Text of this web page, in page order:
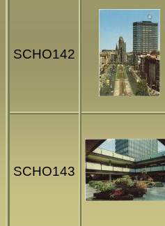
SCHO142
SCHO143